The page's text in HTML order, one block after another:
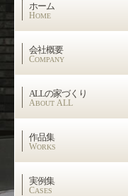
ホーム
HOME
会社概要
COMPANY
ALLの家づくり
ABOUT ALL
作品集
WORKS
実例集
CASES